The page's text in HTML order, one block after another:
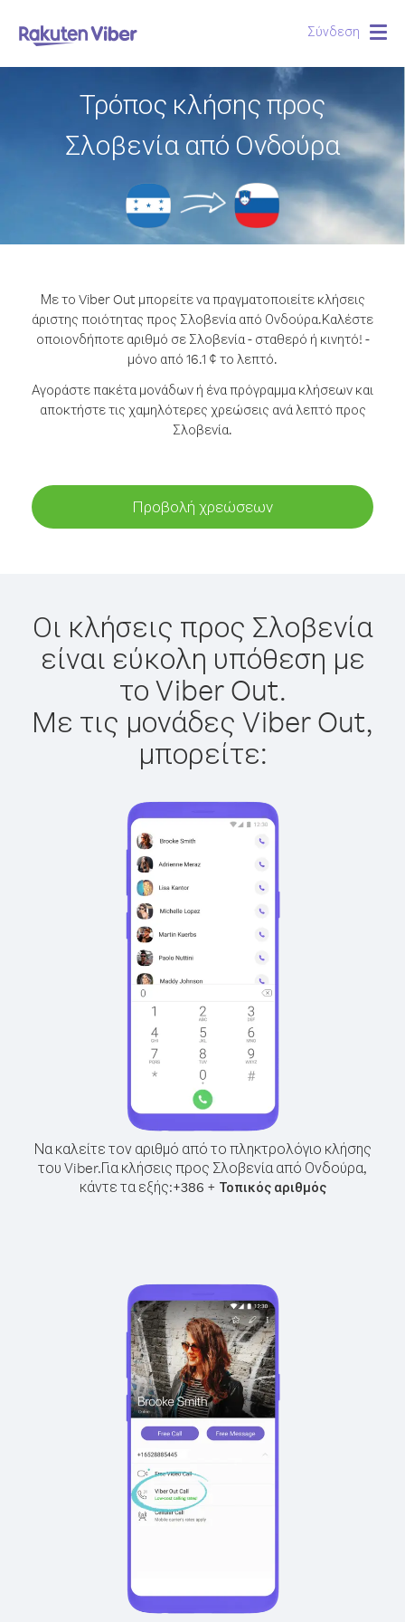
Σύνδεση
Τρόπος κλήσης προς
Σλοβενία από Ονδούρα
Με το Viber Out μπορείτε να πραγματοποιείτε κλήσεις
άριστης ποιότητας προς Σλοβενία από Ονδούρα.Καλέστε
οποιονδήποτε αριθμό σε Σλοβενία - σταθερό ή κινητό! -
μόνο από 16.1 ¢ το λεπτό.
Αγοράστε πακέτα μονάδων ή ένα πρόγραμμα κλήσεων και
αποκτήστε τις χαμηλότερες χρεώσεις ανά λεπτό προς
Σλοβενία.
Προβολή χρεώσεων
Οι κλήσεις προς Σλοβενία
είναι εύκολη υπόθεση με
το Viber Out.
Με τις μονάδες Viber Out,
μπορείτε:
Να καλείτε τον αριθμό από το πληκτρολόγιο κλήσης
του Viber.Για κλήσεις προς Σλοβενία από Ονδούρα,
κάντε τα εξής:+386 + Τοπικός αριθμός